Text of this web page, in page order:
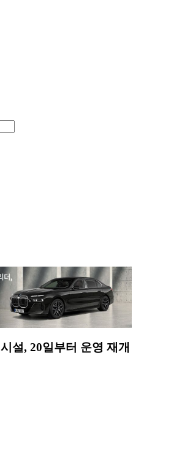
설, 20일부터 운영 재개